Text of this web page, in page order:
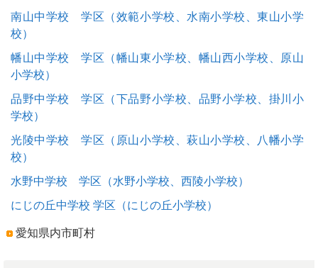
南山中学校 学区（效範小学校、水南小学校、東山小学
校）
幡山中学校 学区（幡山東小学校、幡山西小学校、原山
小学校）
品野中学校 学区（下品野小学校、品野小学校、掛川小
学校）
光陵中学校 学区（原山小学校、萩山小学校、八幡小学
校）
水野中学校 学区（水野小学校、西陵小学校）
にじの丘中学校 学区（にじの丘小学校）
愛知県内市町村